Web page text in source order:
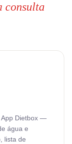
consulta
App Dietbox —
água e
lista de